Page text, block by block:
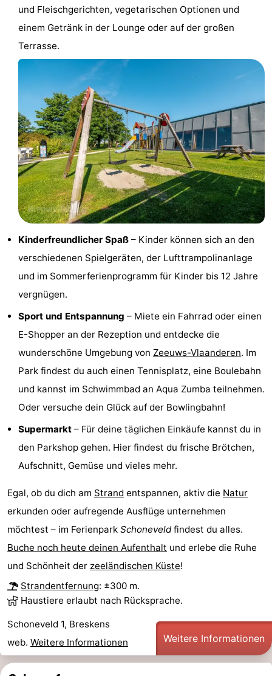
Sportangeln
Haifischzähne
Seehunden
Essen
trinken
Veranstaltungen
Praktisch
Forum
Route
Parken
Reisebuchshop
Medizin
Adressen
Zeeland
Walcheren
Domburg
-
Zoutelande
Middelburg
Zeeuws-
Vlaanderen
-
Nieuwvliet
-
Breskens
-
Cadzand-
Dorp
-
Retranchement
und Fleischgerichten, vegetarischen Optionen und
einem Getränk in der Lounge oder auf der großen
Terrasse.
Kinderfreundlicher Spaß – Kinder können sich an den
verschiedenen Spielgeräten, der Lufttrampolinanlage
und im Sommerferienprogramm für Kinder bis 12 Jahre
vergnügen.
Sport und Entspannung – Miete ein Fahrrad oder einen
E-Shopper an der Rezeption und entdecke die
wunderschöne Umgebung von Zeeuws-Vlaanderen. Im
Park findest du auch einen Tennisplatz, eine Boulebahn
und kannst im Schwimmbad an Aqua Zumba teilnehmen.
Oder versuche dein Glück auf der Bowlingbahn!
Supermarkt – Für deine täglichen Einkäufe kannst du in
den Parkshop gehen. Hier findest du frische Brötchen,
Aufschnitt, Gemüse und vieles mehr.
Egal, ob du dich am Strand entspannen, aktiv die Natur
erkunden oder aufregende Ausflüge unternehmen
möchtest – im Ferienpark Schoneveldfindest du alles.
Buche noch heute deinen Aufenthalt und erlebe die Ruhe
und Schönheit der zeeländischen Küste!
Strandentfernung: ±300 m.
Haustiere erlaubt nach Rücksprache.
Schoneveld 1, Breskens
web. Weitere Informationen Weitere Informationen